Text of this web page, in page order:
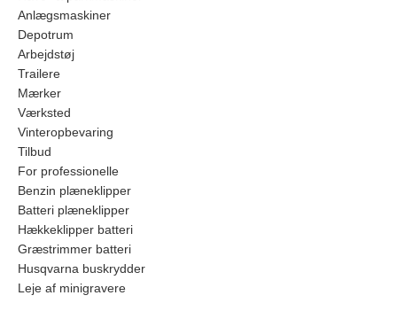
Anlægsmaskiner
Depotrum
Arbejdstøj
Trailere
Mærker
Værksted
Vinteropbevaring
Tilbud
For professionelle
Benzin plæneklipper
Batteri plæneklipper
Hækkeklipper batteri
Græstrimmer batteri
Husqvarna buskrydder
Leje af minigravere